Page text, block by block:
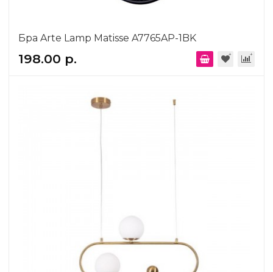
Бра Arte Lamp Matisse A7765AP-1BK
198.00 р.